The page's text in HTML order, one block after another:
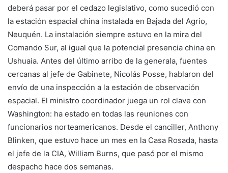
deberá pasar por el cedazo legislativo, como sucedió con
la estación espacial china instalada en Bajada del Agrio,
Neuquén. La instalación siempre estuvo en la mira del
Comando Sur, al igual que la potencial presencia china en
Ushuaia. Antes del último arribo de la generala, fuentes
cercanas al jefe de Gabinete, Nicolás Posse, hablaron del
envío de una inspección a la estación de observación
espacial. El ministro coordinador juega un rol clave con
Washington: ha estado en todas las reuniones con
funcionarios norteamericanos. Desde el canciller, Anthony
Blinken, que estuvo hace un mes en la Casa Rosada, hasta
el jefe de la CIA, William Burns, que pasó por el mismo
despacho hace dos semanas.